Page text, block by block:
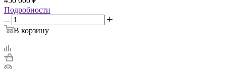
Подробности
В корзину